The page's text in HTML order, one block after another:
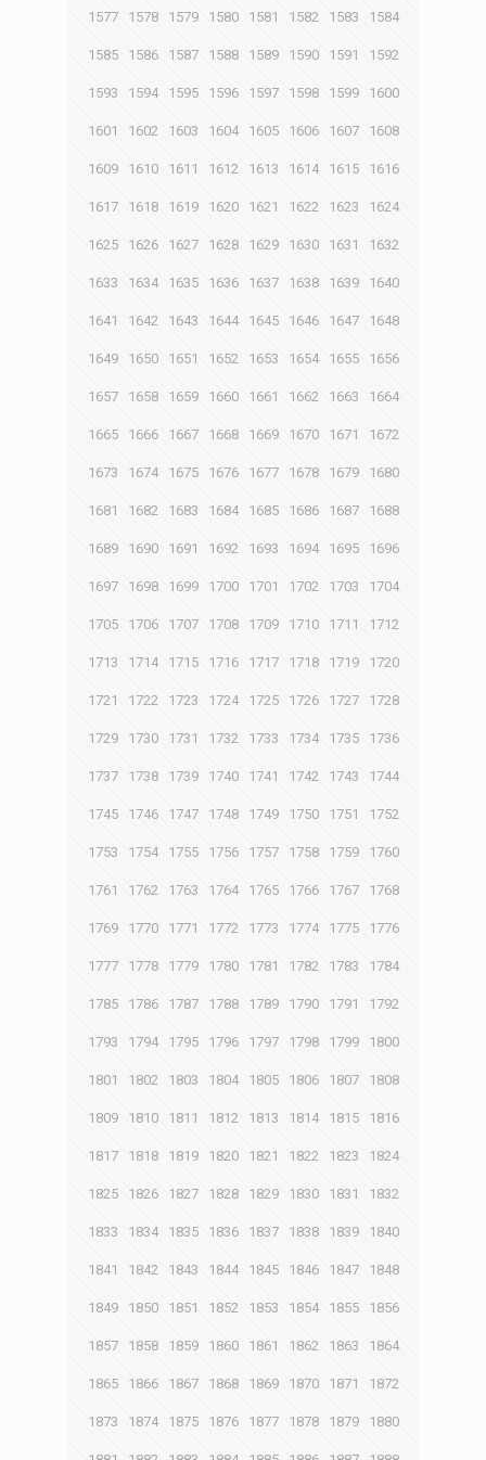
1577 1578 1579 1580 1581 1582 1583 1584
1585 1586 1587 1588 1589 1590 1591 1592
1593 1594 1595 1596 1597 1598 1599 1600
1601 1602 1603 1604 1605 1606 1607 1608
1609 1610 1611 1612 1613 1614 1615 1616
1617 1618 1619 1620 1621 1622 1623 1624
1625 1626 1627 1628 1629 1630 1631 1632
1633 1634 1635 1636 1637 1638 1639 1640
1641 1642 1643 1644 1645 1646 1647 1648
1649 1650 1651 1652 1653 1654 1655 1656
1657 1658 1659 1660 1661 1662 1663 1664
1665 1666 1667 1668 1669 1670 1671 1672
1673 1674 1675 1676 1677 1678 1679 1680
1681 1682 1683 1684 1685 1686 1687 1688
1689 1690 1691 1692 1693 1694 1695 1696
1697 1698 1699 1700 1701 1702 1703 1704
1705 1706 1707 1708 1709 1710 1711 1712
1713 1714 1715 1716 1717 1718 1719 1720
1721 1722 1723 1724 1725 1726 1727 1728
1729 1730 1731 1732 1733 1734 1735 1736
1737 1738 1739 1740 1741 1742 1743 1744
1745 1746 1747 1748 1749 1750 1751 1752
1753 1754 1755 1756 1757 1758 1759 1760
1761 1762 1763 1764 1765 1766 1767 1768
1769 1770 1771 1772 1773 1774 1775 1776
1777 1778 1779 1780 1781 1782 1783 1784
1785 1786 1787 1788 1789 1790 1791 1792
1793 1794 1795 1796 1797 1798 1799 1800
1801 1802 1803 1804 1805 1806 1807 1808
1809 1810 1811 1812 1813 1814 1815 1816
1817 1818 1819 1820 1821 1822 1823 1824
1825 1826 1827 1828 1829 1830 1831 1832
1833 1834 1835 1836 1837 1838 1839 1840
1841 1842 1843 1844 1845 1846 1847 1848
1849 1850 1851 1852 1853 1854 1855 1856
1857 1858 1859 1860 1861 1862 1863 1864
1865 1866 1867 1868 1869 1870 1871 1872
1873 1874 1875 1876 1877 1878 1879 1880